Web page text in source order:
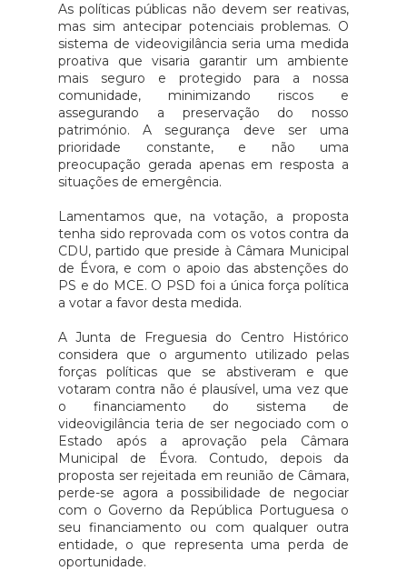
As políticas públicas não devem ser reativas,
mas sim antecipar potenciais problemas. O
sistema de videovigilância seria uma medida
proativa que visaria garantir um ambiente
mais seguro e protegido para a nossa
comunidade, minimizando riscos e
assegurando a preservação do nosso
património. A segurança deve ser uma
prioridade constante, e não uma
preocupação gerada apenas em resposta a
situações de emergência.
Lamentamos que, na votação, a proposta
tenha sido reprovada com os votos contra da
CDU, partido que preside à Câmara Municipal
de Évora, e com o apoio das abstenções do
PS e do MCE. O PSD foi a única força política
a votar a favor desta medida.
A Junta de Freguesia do Centro Histórico
considera que o argumento utilizado pelas
forças políticas que se abstiveram e que
votaram contra não é plausível, uma vez que
o financiamento do sistema de
videovigilância teria de ser negociado com o
Estado após a aprovação pela Câmara
Municipal de Évora. Contudo, depois da
proposta ser rejeitada em reunião de Câmara,
perde-se agora a possibilidade de negociar
com o Governo da República Portuguesa o
seu financiamento ou com qualquer outra
entidade, o que representa uma perda de
oportunidade.